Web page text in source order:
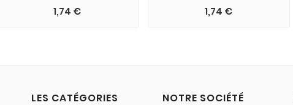
1,74 € 1,74 €
LES CATÉGORIES NOTRE SOCIÉTÉ